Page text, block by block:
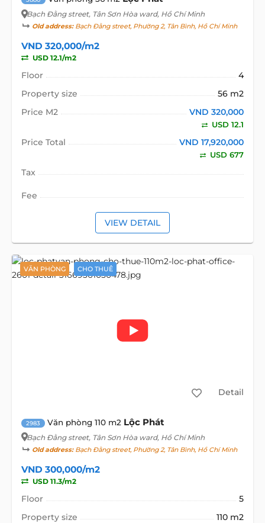
Bạch Đằng street, Tân Sơn Hòa ward, Hồ Chí Minh
Old address:Bạch Đằng street, Phường 2, Tân Bình, Hồ Chí Minh
VND 320,000/m2
USD 12.1/m2
Floor
4
Property size
56 m2
Price M2
VND 320,000
USD 12.1
Price Total VND 17,920,000
USD 677
Tax
Fee
VIEW DETAIL
VĂN PHÒNG CHO THUÊ
Detail
2983 Văn phòng 110 m2 Lộc Phát
Bạch Đằng street, Tân Sơn Hòa ward, Hồ Chí Minh
Old address:Bạch Đằng street, Phường 2, Tân Bình, Hồ Chí Minh
VND 300,000/m2
USD 11.3/m2
Floor
5
Property size
110 m2